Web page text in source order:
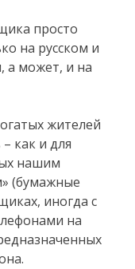
просто
на русском и
а может, и на
жителей
как и для
нашим
(бумажные
иногда с
на